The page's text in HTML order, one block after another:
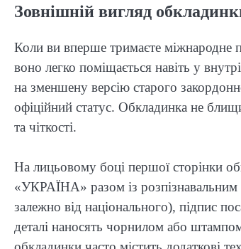
Зовнішній вигляд
Коли ви вперше тримаєте міжнародне
воно легко поміщається навіть у
на зменшену версію старого
офіційний статус. Обкладинка не
та чіткості.
На лицьовому боці першої сторінки
«УКРАЇНА» разом із розпізнавальним
залежно від національного), підпис
деталі наносять чорнилом або